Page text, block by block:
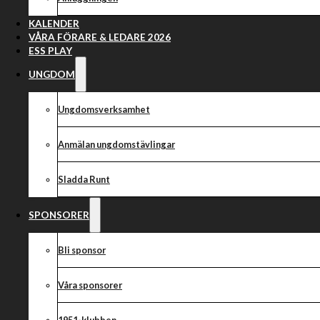
KALENDER
VÅRA FÖRARE & LEDARE 2026
ESS PLAY
UNGDOM
Ungdomsverksamhet
Anmälan ungdomstävlingar
Sladda Runt
SPONSORER
Bli sponsor
Våra sponsorer
”Sista